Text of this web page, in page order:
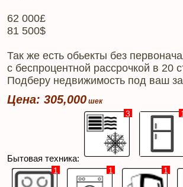
62 000£
81 500$
Так же есть обьекты без
с беспроцентной рассрочкой в 20
Подберу недвижимость под ваш
Цена: 305,000
Бытовая техника:
3 1
1 1 1